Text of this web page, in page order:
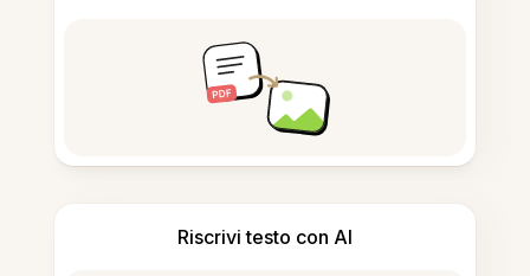
Riscrivi testo con AI